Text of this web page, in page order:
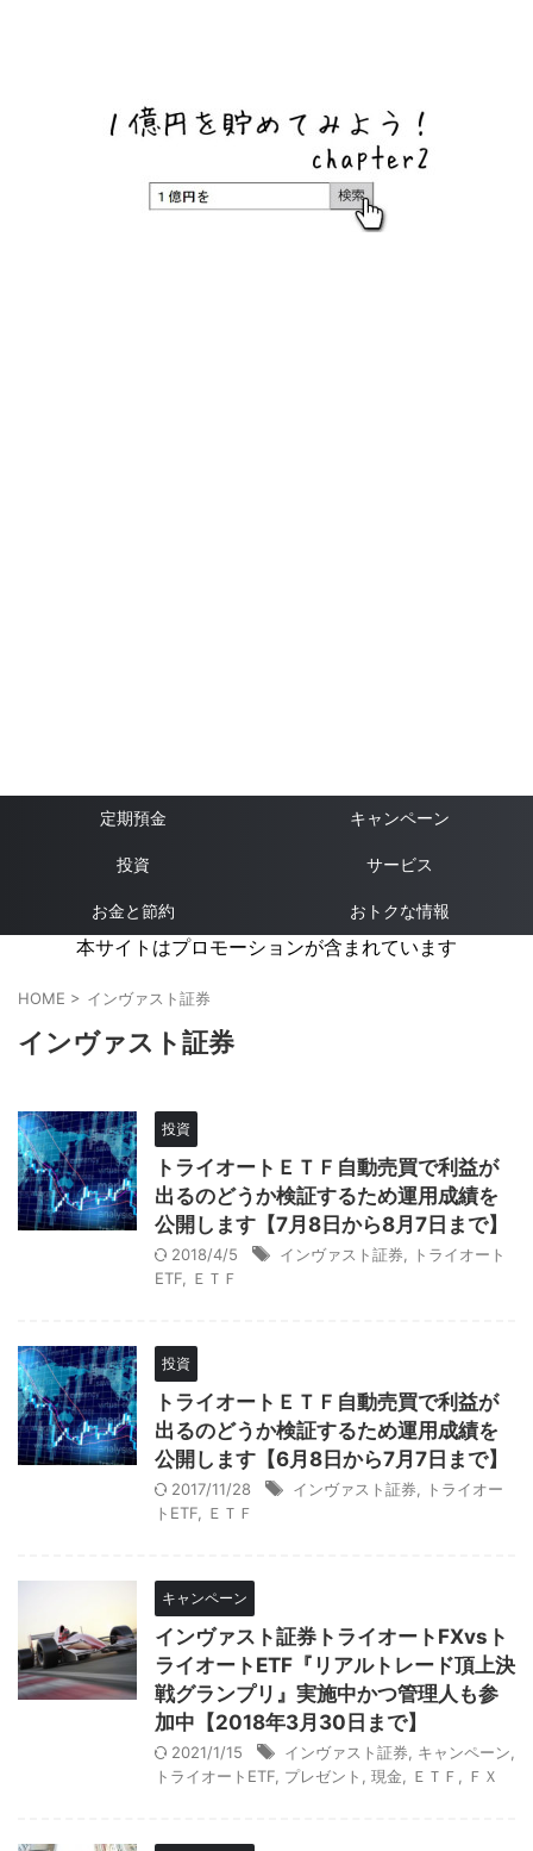
定期預金 キャンペーン
投資 サービス
お金と節約 おトクな情報
本サイトはプロモーションが含まれています
HOME > インヴァスト証券
インヴァスト証券
投資
トライオートＥＴＦ自動売買で利益が
出るのどうか検証するため運用成績を
公開します【7月8日から8月7日まで】
2018/4/5 インヴァスト証券
トライオート
ETF
ＥＴＦ
投資
トライオートＥＴＦ自動売買で利益が
出るのどうか検証するため運用成績を
公開します【6月8日から7月7日まで】
2017/11/28 インヴァスト証券
トライオー
トETF
ＥＴＦ
キャンペーン
インヴァスト証券トライオートFXvsト
ライオートETF『リアルトレード頂上決
戦グランプリ』実施中かつ管理人も参
加中【2018年3月30日まで】
2021/1/15 インヴァスト証券 キャンペーン
トライオートETF プレゼント 現金 ＥＴＦ ＦＸ